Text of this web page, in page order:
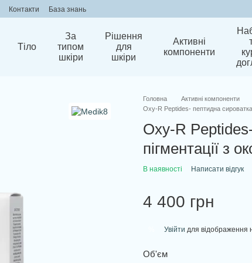
Контакти База знань
Тіло
За
типом
шкіри
Рішення
для
шкіри
Активні
компоненти
Головна Активні компоненти
Oxy-R Peptides- пептидна сироватка
Oxy-R
пігментації з
В наявності Написати відгук
4 400 грн
Увійти для відображення
Об'єм